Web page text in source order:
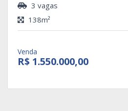
3 vagas
138m²
Venda
R$ 1.550.000,00